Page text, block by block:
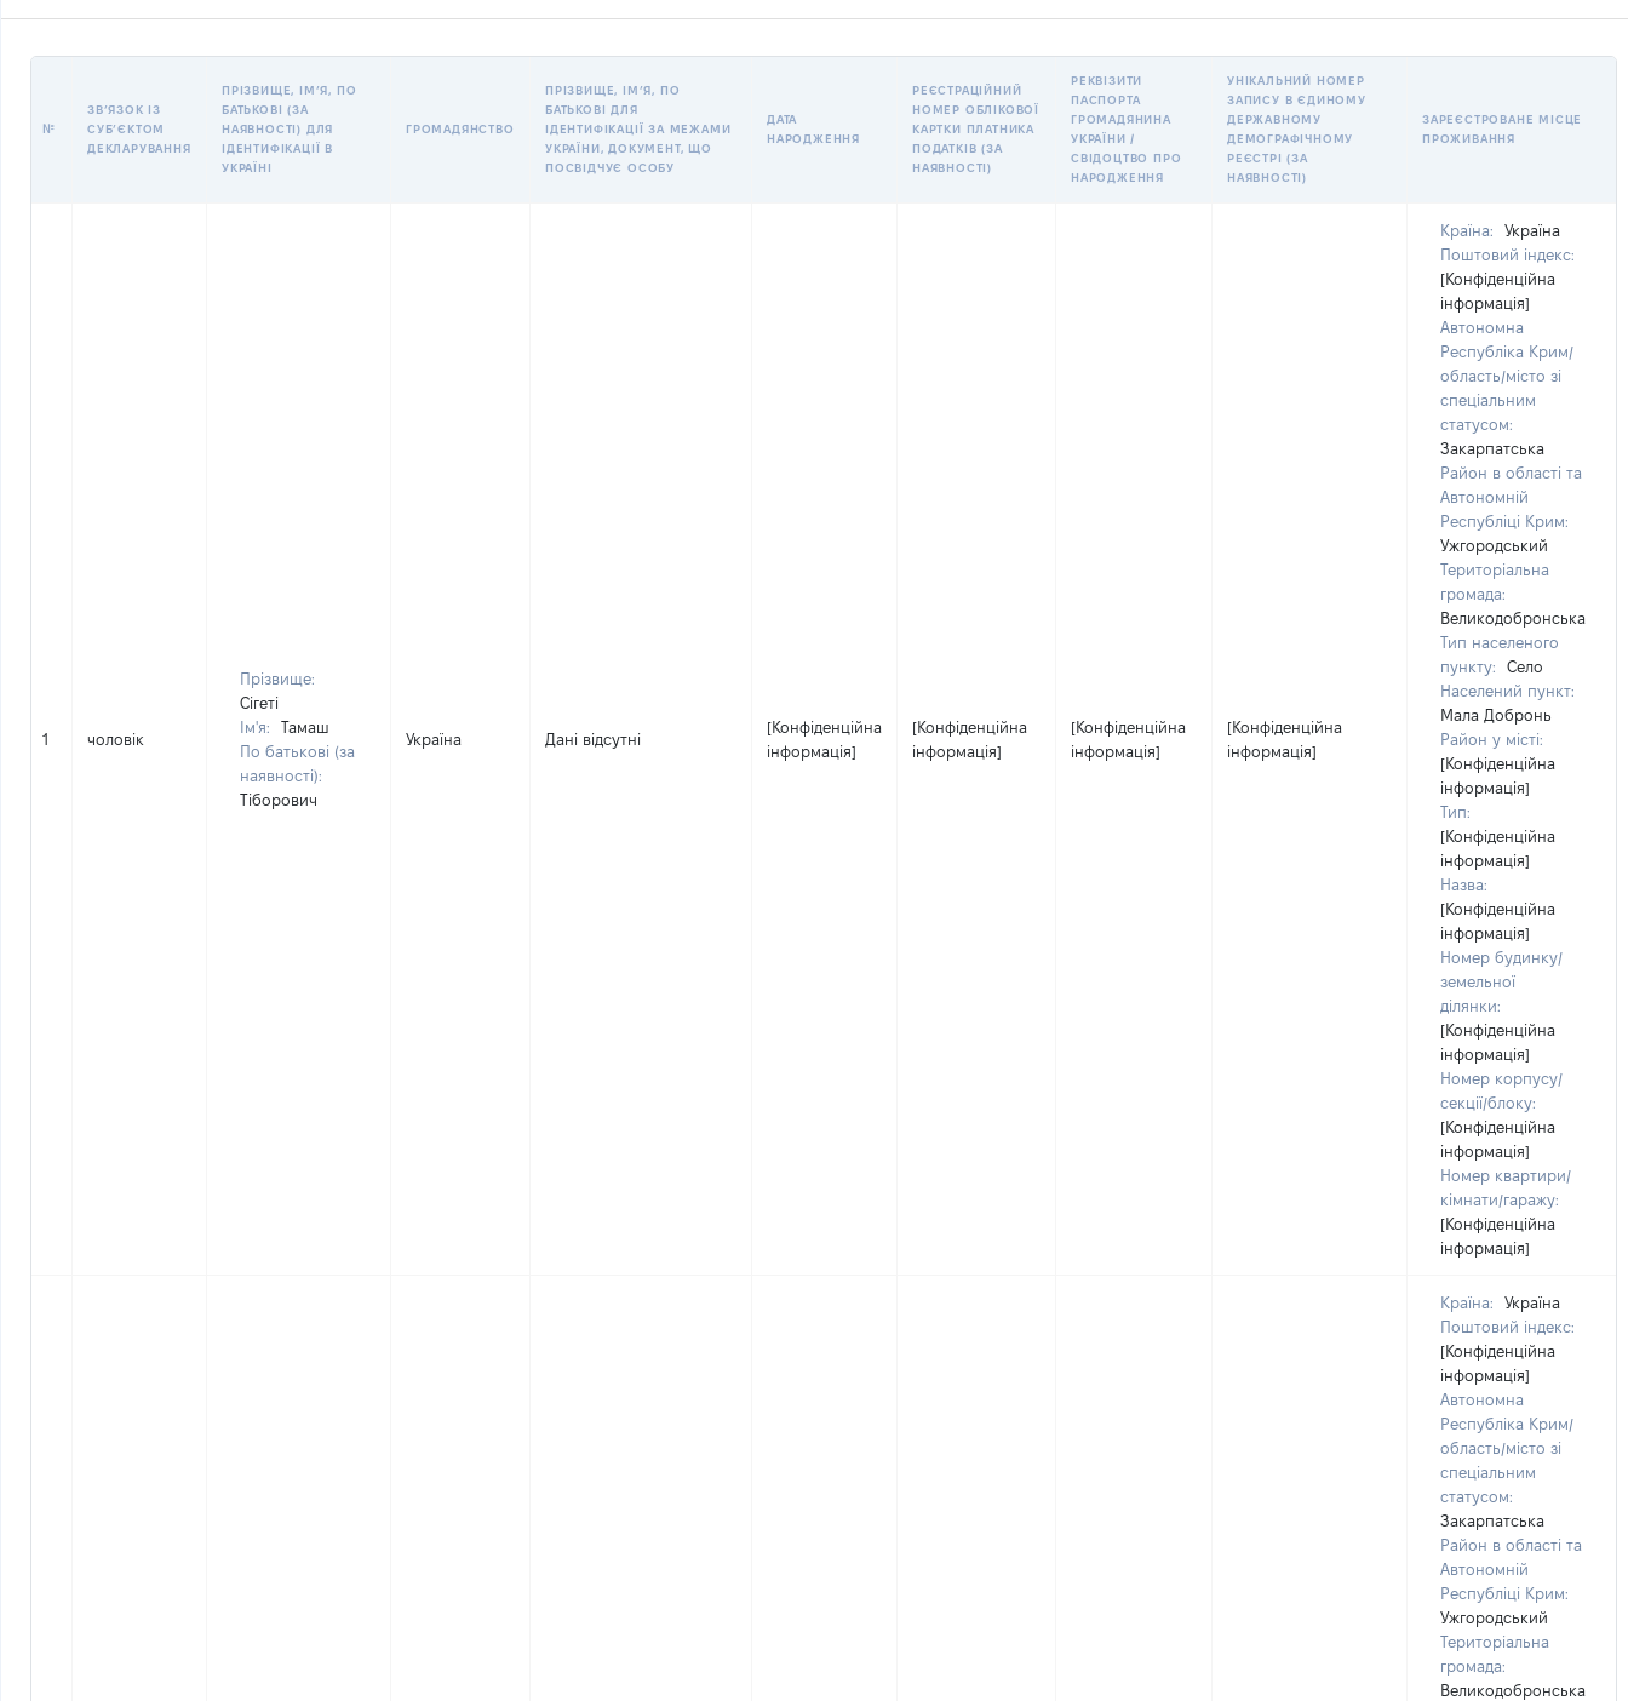
№
ЗВʼЯЗОК ІЗ
СУБʼЄКТОМ
ДЕКЛАРУВАННЯ
ПРІЗВИЩЕ, ІМʼЯ, ПО
БАТЬКОВІ (ЗА
НАЯВНОСТІ) ДЛЯ
ІДЕНТИФІКАЦІЇ В
УКРАЇНІ
ГРОМАДЯНСТВО
ПРІЗВИЩЕ, ІМʼЯ, ПО
БАТЬКОВІ ДЛЯ
ІДЕНТИФІКАЦІЇ ЗА МЕЖАМИ
УКРАЇНИ, ДОКУМЕНТ, ЩО
ПОСВІДЧУЄ ОСОБУ
ДАТА
НАРОДЖЕННЯ
РЕЄСТРАЦІЙНИЙ
НОМЕР ОБЛІКОВОЇ
КАРТКИ ПЛАТНИКА
ПОДАТКІВ (ЗА
НАЯВНОСТІ)
РЕКВІЗИТИ
ПАСПОРТА
ГРОМАДЯНИНА
УКРАЇНИ /
СВІДОЦТВО ПРО
НАРОДЖЕННЯ
УНІКАЛЬНИЙ НОМЕР
ЗАПИСУ В ЄДИНОМУ
ДЕРЖАВНОМУ
ДЕМОГРАФІЧНОМУ
РЕЄСТРІ (ЗА
НАЯВНОСТІ)
ЗАРЕЄСТРОВАНЕ МІСЦЕ
ПРОЖИВАННЯ
1 чоловік
Прізвище:
Сігеті
Ім'я:
Тамаш
По батькові (за
наявності):
Тіборович
Україна Дані відсутні
[Конфіденційна
інформація]
[Конфіденційна
інформація]
[Конфіденційна
інформація]
[Конфіденційна
інформація]
Країна:
Україна
Поштовий індекс:
[Конфіденційна
інформація]
Автономна
Республіка Крим/
область/місто зі
спеціальним
статусом:
Закарпатська
Район в області та
Автономній
Республіці Крим:
Ужгородський
Територіальна
громада:
Великодобронська
Тип населеного
пункту:
Село
Населений пункт:
Мала Добронь
Район у місті:
[Конфіденційна
інформація]
Тип:
[Конфіденційна
інформація]
Назва:
[Конфіденційна
інформація]
Номер будинку/
земельної
ділянки:
[Конфіденційна
інформація]
Номер корпусу/
секції/блоку:
[Конфіденційна
інформація]
Номер квартири/
кімнати/гаражу:
[Конфіденційна
інформація]
Країна:
Україна
Поштовий індекс:
[Конфіденційна
інформація]
Автономна
Республіка Крим/
область/місто зі
спеціальним
статусом:
Закарпатська
Район в області та
Автономній
Республіці Крим:
Ужгородський
Територіальна
громада:
Великодобронська